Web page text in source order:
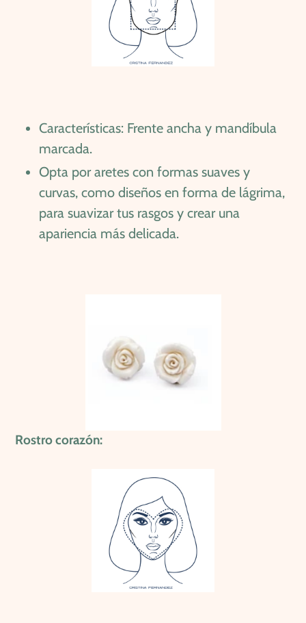
Características: Frente ancha y mandíbula
marcada.
Opta por aretes con formas suaves y
curvas, como diseños en forma de lágrima,
para suavizar tus rasgos y crear una
apariencia más delicada.
Rostro corazón: